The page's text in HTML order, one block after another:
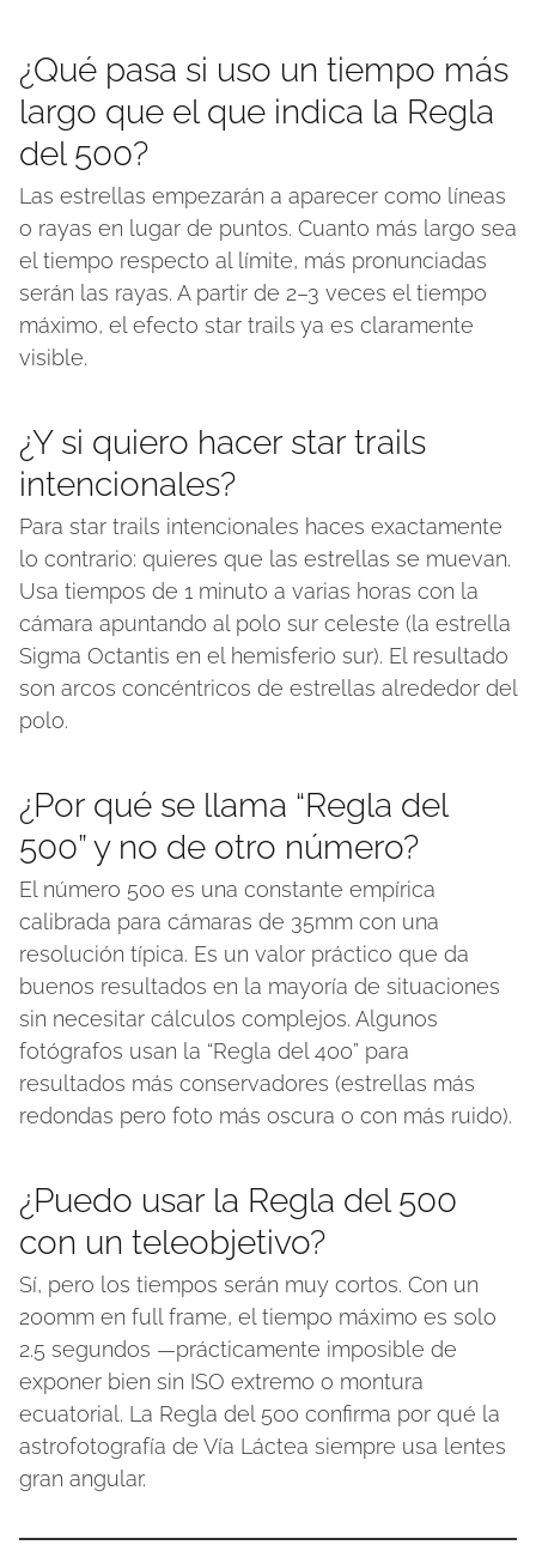
¿Qué pasa si uso un tiempo más
largo que el que indica la Regla
del 500?
Las estrellas empezarán a aparecer como líneas
o rayas en lugar de puntos. Cuanto más largo sea
el tiempo respecto al límite, más pronunciadas
serán las rayas. A partir de 2–3 veces el tiempo
máximo, el efecto star trails ya es claramente
visible.
¿Y si quiero hacer star trails
intencionales?
Para star trails intencionales haces exactamente
lo contrario: quieres que las estrellas se muevan.
Usa tiempos de 1 minuto a varias horas con la
cámara apuntando al polo sur celeste (la estrella
Sigma Octantis en el hemisferio sur). El resultado
son arcos concéntricos de estrellas alrededor del
polo.
¿Por qué se llama “Regla del
500” y no de otro número?
El número 500 es una constante empírica
calibrada para cámaras de 35mm con una
resolución típica. Es un valor práctico que da
buenos resultados en la mayoría de situaciones
sin necesitar cálculos complejos. Algunos
fotógrafos usan la “Regla del 400” para
resultados más conservadores (estrellas más
redondas pero foto más oscura o con más ruido).
¿Puedo usar la Regla del 500
con un teleobjetivo?
Sí, pero los tiempos serán muy cortos. Con un
200mm en full frame, el tiempo máximo es solo
2.5 segundos —prácticamente imposible de
exponer bien sin ISO extremo o montura
ecuatorial. La Regla del 500 confirma por qué la
astrofotografía de Vía Láctea siempre usa lentes
gran angular.